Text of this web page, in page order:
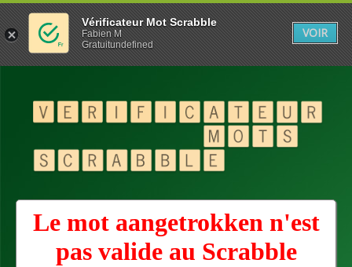
Le mot aangetrokken n'est
pas valide au Scrabble
Vérificateur Mot Scrabble
Fabien M
Gratuitundefined
VOIR